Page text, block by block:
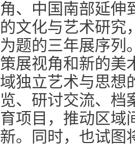
角、中国南部延伸
的文化与艺术研究
为题的三年展序列
策展视角和新的美
域独立艺术与思想
览、研讨交流、档
育项目，推动区域
新。同时，也试图